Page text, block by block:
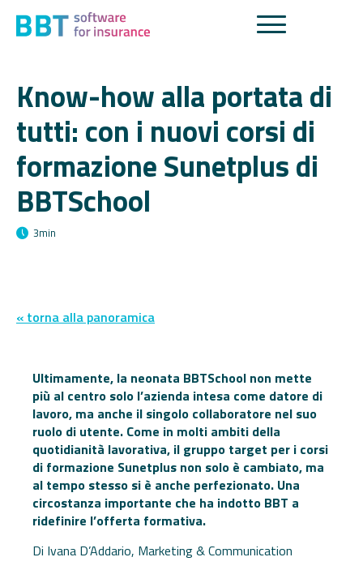
Know-how alla portata di
tutti: con i nuovi corsi di
formazione Sunetplus di
BBTSchool
3min
« torna alla panoramica
Ultimamente, la neonata BBTSchool non mette
più al centro solo l’azienda intesa come datore di
lavoro, ma anche il singolo collaboratore nel suo
ruolo di utente. Come in molti ambiti della
quotidianità lavorativa, il gruppo target per i corsi
di formazione Sunetplus non solo è cambiato, ma
al tempo stesso si è anche perfezionato. Una
circostanza importante che ha indotto BBT a
ridefinire l’offerta formativa.
Di Ivana D’Addario, Marketing & Communication